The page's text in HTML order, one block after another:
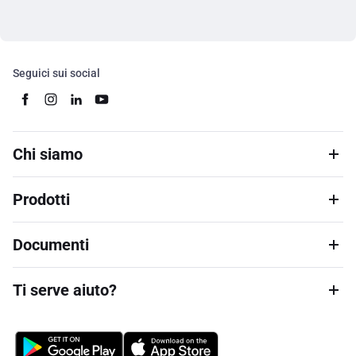
Seguici sui social
Chi siamo
Prodotti
Documenti
Ti serve aiuto?